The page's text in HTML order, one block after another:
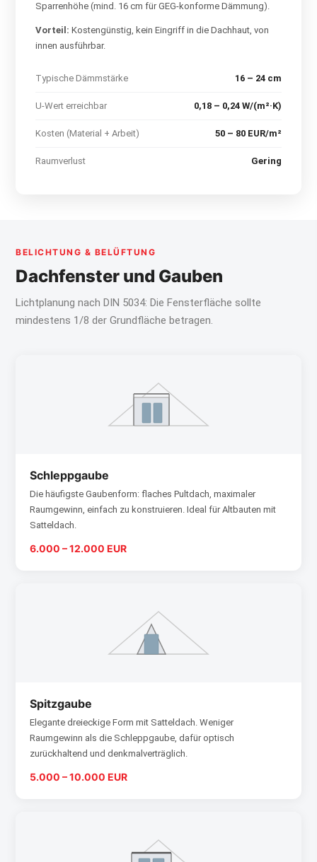
Sparrenhöhe (mind. 16 cm für GEG-konforme Dämmung).
Vorteil: Kostengünstig, kein Eingriff in die Dachhaut, von
innen ausführbar.
Typische Dämmstärke 16 – 24 cm
U-Wert erreichbar 0,18 – 0,24 W/(m²·K)
Kosten (Material + Arbeit) 50 – 80 EUR/m²
Raumverlust Gering
BELICHTUNG & BELÜFTUNG
Dachfenster und Gauben
Lichtplanung nach DIN 5034: Die Fensterfläche sollte
mindestens 1/8 der Grundfläche betragen.
Schleppgaube
Die häufigste Gaubenform: flaches Pultdach, maximaler
Raumgewinn, einfach zu konstruieren. Ideal für Altbauten mit
Satteldach.
6.000 – 12.000 EUR
Spitzgaube
Elegante dreieckige Form mit Satteldach. Weniger
Raumgewinn als die Schleppgaube, dafür optisch
zurückhaltend und denkmalverträglich.
5.000 – 10.000 EUR